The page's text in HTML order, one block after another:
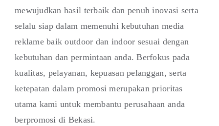
mewujudkan hasil terbaik dan penuh inovasi serta
selalu siap dalam memenuhi kebutuhan media
reklame baik outdoor dan indoor sesuai dengan
kebutuhan dan permintaan anda. Berfokus pada
kualitas, pelayanan, kepuasan pelanggan, serta
ketepatan dalam promosi merupakan prioritas
utama kami untuk membantu perusahaan anda
berpromosi di Bekasi.